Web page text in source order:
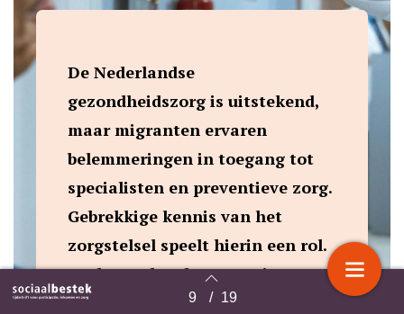
Terug naar overzicht 9 / 19
De Nederlandse
gezondheidszorg is uitstekend,
maar migranten ervaren
belemmeringen in toegang tot
specialisten en preventieve zorg.
Gebrekkige kennis van het
zorgstelsel speelt hierin een rol.
We bespreken hun ervaringen
met huisartsen, specialisten,